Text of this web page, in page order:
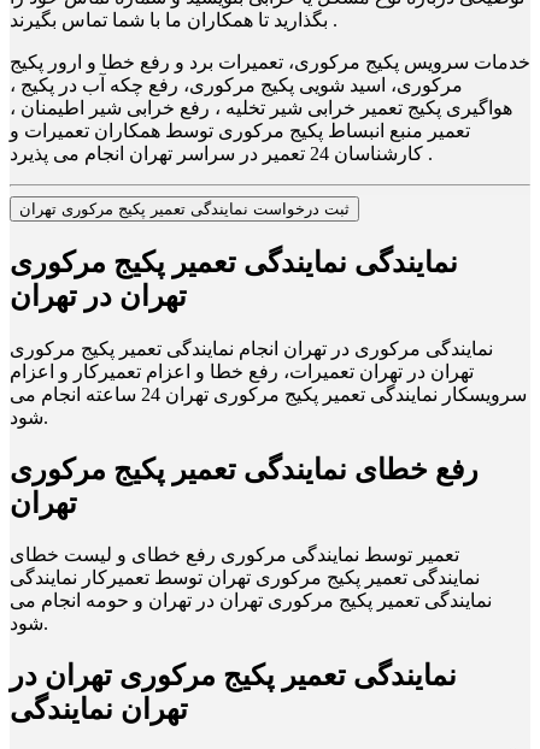
بگذارید تا همکاران ما با شما تماس بگیرند .
خدمات سرویس پکیج مرکوری، تعمیرات برد و رفع خطا و ارور پکیج
مرکوری، اسید شویی پکیج مرکوری، رفع چکه آب در پکیج ،
هواگیری پکیج تعمیر خرابی شیر تخلیه ، رفع خرابی شیر اطیمنان ،
تعمیر منبع انبساط پکیج مرکوری توسط همکاران تعمیرات و
کارشناسان 24 تعمیر در سراسر تهران انجام می پذیرد .
ثبت درخواست نمایندگی تعمیر پکیج مرکوری تهران
نمایندگی نمایندگی تعمیر پکیج مرکوری
تهران در تهران
نمایندگی مرکوری در تهران انجام نمایندگی تعمیر پکیج مرکوری
تهران در تهران تعمیرات، رفع خطا و اعزام تعمیرکار و اعزام
سرویسکار نمایندگی تعمیر پکیج مرکوری تهران 24 ساعته انجام می
شود.
رفع خطای نمایندگی تعمیر پکیج مرکوری
تهران
تعمیر توسط نمایندگی مرکوری رفع خطای و لیست خطای
نمایندگی تعمیر پکیج مرکوری تهران توسط تعمیرکار نمایندگی
نمایندگی تعمیر پکیج مرکوری تهران در تهران و حومه انجام می
شود.
نمایندگی تعمیر پکیج مرکوری تهران در
تهران نمایندگی